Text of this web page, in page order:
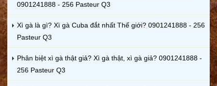
0901241888 - 256 Pasteur Q3
Xì gà là gì? Xì gà Cuba đắt nhất Thế giới? 0901241888 - 256
Pasteur Q3
Phân biệt xì gà thật giả? Xì gà thật, xì gà giả? 0901241888 -
256 Pasteur Q3